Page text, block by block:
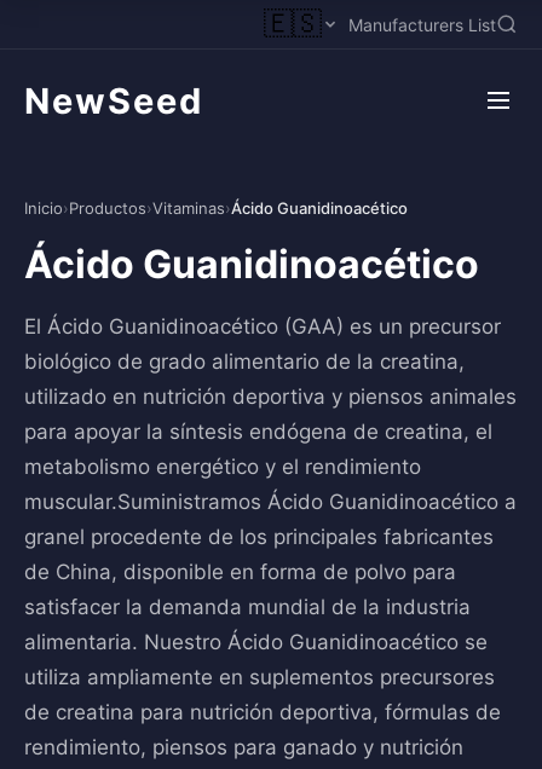
🇪🇸 Manufacturers List
NewSeed
Inicio›Productos›Vitaminas›Ácido Guanidinoacético
Ácido Guanidinoacético
El Ácido Guanidinoacético (GAA) es un precursor
biológico de grado alimentario de la creatina,
utilizado en nutrición deportiva y piensos animales
para apoyar la síntesis endógena de creatina, el
metabolismo energético y el rendimiento
muscular.Suministramos Ácido Guanidinoacético a
granel procedente de los principales fabricantes
de China, disponible en forma de polvo para
satisfacer la demanda mundial de la industria
alimentaria. Nuestro Ácido Guanidinoacético se
utiliza ampliamente en suplementos precursores
de creatina para nutrición deportiva, fórmulas de
rendimiento, piensos para ganado y nutrición